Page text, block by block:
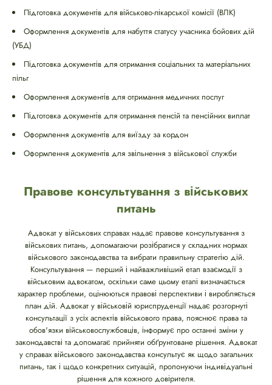
Підготовка документів для військово-лікарської комісії (ВЛК)
Оформлення документів для набуття статусу учасника бойових дій
(УБД)
Підготовка документів для отримання соціальних та матеріальних
пільг
Оформлення документів для отримання медичних послуг
Підготовка документів для отримання пенсій та пенсійних виплат
Оформлення документів для виїзду за кордон
Оформлення документів для звільнення з військової служби
Правове консультування з військових
питань
Адвокат у військових справах надає правове консультування з
військових питань, допомагаючи розібратися у складних нормах
військового законодавства та вибрати правильну стратегію дій.
Консультування — перший і найважливіший етап взаємодії з
військовим адвокатом, оскільки саме цьому етапі визначається
характер проблеми, оцінюються правові перспективи і виробляється
план дій. Адвокат у військовій юриспруденції надає розгорнуті
консультації з усіх аспектів військового права, пояснює права та
обов'язки військовослужбовців, інформує про останні зміни у
законодавстві та допомагає прийняти обґрунтоване рішення. Адвокат
у справах військового законодавства консультує як щодо загальних
питань, так і щодо конкретних ситуацій, пропонуючи індивідуальні
рішення для кожного довірителя.